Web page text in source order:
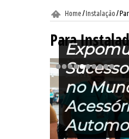
Home / Instalação /
Para
no